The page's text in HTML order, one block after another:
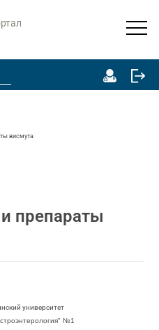
висмута
препараты
университет
№1